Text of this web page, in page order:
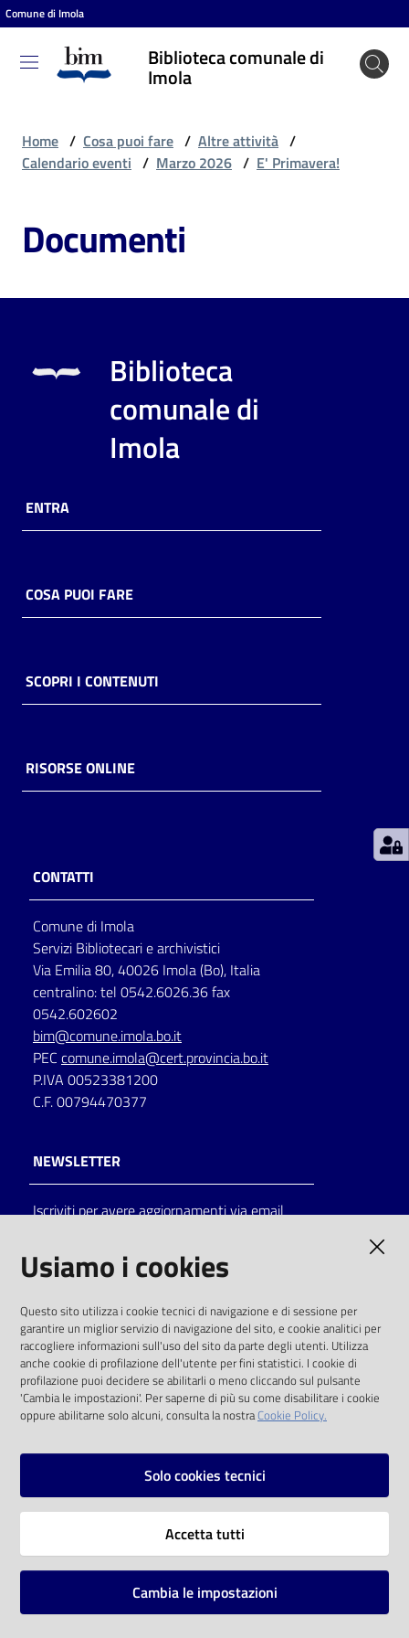
Vai al contenuto
Vai alla navigazione
Vai al footer
Comune di Imola
Biblioteca comunale di
Imola
Biblioteca
comunale
puoi
Risorse
online
Casa
Piani
storico
per
lettura
Seguici
su
Catalogo
on line
Eventi
Chiedi al
bibliotecario
Home / Cosa puoi fare / Altre attività /
Calendario eventi / Marzo 2026 / E' Primavera!
Documenti
Biblioteca
comunale di
Imola
ENTRA
COSA PUOI FARE
SCOPRI I CONTENUTI
RISORSE ONLINE
CONTATTI
Comune di Imola
Servizi Bibliotecari e archivistici
Via Emilia 80, 40026 Imola (Bo), Italia
centralino: tel 0542.6026.36 fax
0542.602602
bim@comune.imola.bo.it
PEC comune.imola@cert.provincia.bo.it
P.IVA 00523381200
C.F. 00794470377
NEWSLETTER
Iscriviti per avere aggiornamenti via email
solo alle condizioni previste dalla direttiva
comunitaria 2003/98/CE e dal d.lgs. 36/2006
SOCIAL
Instagram
Vai alla pagina
Mappa del sito
Usiamo i cookies
Questo sito utilizza i cookie tecnici di navigazione e di sessione per
garantire un miglior servizio di navigazione del sito, e cookie analitici per
raccogliere informazioni sull'uso del sito da parte degli utenti. Utilizza
anche cookie di profilazione dell'utente per fini statistici. I cookie di
profilazione puoi decidere se abilitarli o meno cliccando sul pulsante
'Cambia le impostazioni'. Per saperne di più su come disabilitare i cookie
oppure abilitarne solo alcuni, consulta la nostraCookie Policy.
Solo cookies tecnici
Accetta tutti
Cambia le impostazioni